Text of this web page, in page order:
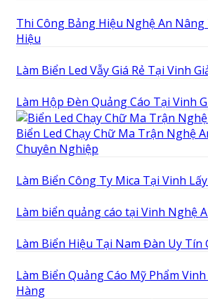
Thi Công Bảng Hiệu Nghệ An
Hiệu
Làm Biển Led Vẫy Giá Rẻ Tại Vinh
Làm Hộp Đèn Quảng Cáo Tại Vinh
Biển Led Chạy Chữ Ma Trận Nghệ
Chuyên Nghiệp
Làm Biển Công Ty Mica Tại Vinh
Làm biển quảng cáo tại Vinh Nghệ
Làm Biển Hiệu Tại Nam Đàn Uy Tín
Làm Biển Quảng Cáo Mỹ Phẩm
Hàng